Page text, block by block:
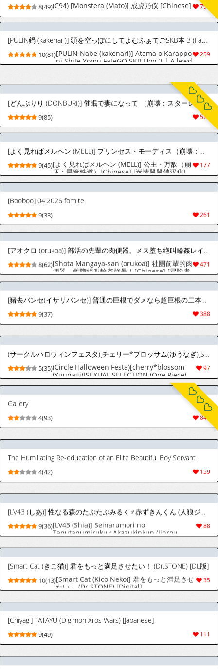
790
8(49)(C94) [Monstera (Mato)] 成虎乃仪 [Chinese]
[PULIN鍋 (kakenari)] 頭を空っぽにしてよむふぁてごSKB本 3 (Fate/Grand Order) [英訳] [無修正] [DL版]
259
10(81)[PULIN Nabe (kakenari)] Atama o Karappo
ni Shite Yomu FateGO SKB Hon 3 | A lewd
[Decensored] [Digital]
[どんぶりり (DONBURI)] 催眠で妻になって （崩壊：スターレイル）[迷情鼠鼠俏汉化] [中国翻訳]
527
9(85)
[よく見ればメルヘン (MELL)] プリンセス・モーディス（崩壊：スターレイル）[中国翻訳]
9(45)[よく見ればメルヘン (MELL)] 公主・万敌（崩
坏：星穹铁道）[Chinese] [迷情鼠鼠俏汉化]
[Booboo] 04.2026 fornite
9(33)
[アオクロ (orukoa)] 部活の先輩の肉便器。メス堕ち絶叫輪姦レイプ！[DL版]
8(62)[Shota Mangaya-san (orukoa)] 社團前輩的肉
便器。雌墮絕叫輪姦強暴！[Chinese] [冒险者
公会] [Digital]
388
9(37)
(サークルハロウィンフェスタ)[チェリー*ブロッサム(ゆうなぎ)]SEXUAL SELECTION (ワンピース)[中国翻訳]
(Circle Halloween Festa)[cherry*blossom
(Yuunagi)]SEXUAL SELECTION (One Piece)
[Chinese] [丁丁炸裂汉化组]
Gallery
840
4(93)
The Humiliating Re-education of an Elite Beautiful Boy Servant
[LV43 (しあ)] 性なる森のたぷたぷみるく♂赤ずきんくん (人狼ジャッジメント) [DL版]
88
9(36)[LV43 (Shia)] Seinarumori no
[Smart Cat (きこ猫)] 君をもっと満足させたい！ (Dr.STONE) [DL版]
35
10(13)[Smart Cat (Kico Neko)] 君をもっと満足させ
たい！ (Dr.STONE) [Digital]
[Chiyagi] TATAYU (Digimon Xros Wars) [Japanese]
111
9(49)
[芋畑 (おいも)] 三兄弟でなかよしえっち次男受け [中国翻訳] [DL版]
[Imobatake (Oimo)] Sankyoudai de
[Kikapu] SEMXONTER WHAT IF [English] (Ongoing)